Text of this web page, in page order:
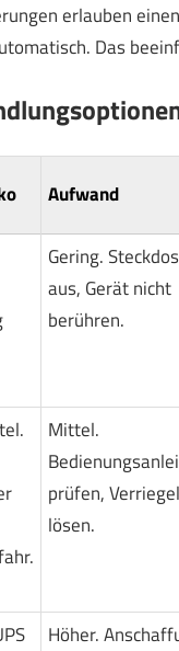
erlauben
Das
Aufwand
Gering.
aus, Gerät nicht
berühren.
Mittel.
prüfen,
lösen.
Höher.